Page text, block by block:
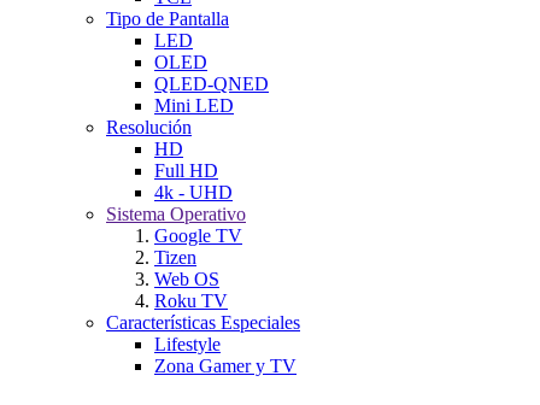
Tipo de Pantalla
LED
OLED
QLED-QNED
Mini LED
Resolución
HD
Full HD
4k - UHD
Sistema Operativo
Google TV
Tizen
Web OS
Roku TV
Características Especiales
Lifestyle
Zona Gamer y TV